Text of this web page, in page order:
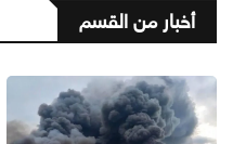
أخبار من القسم